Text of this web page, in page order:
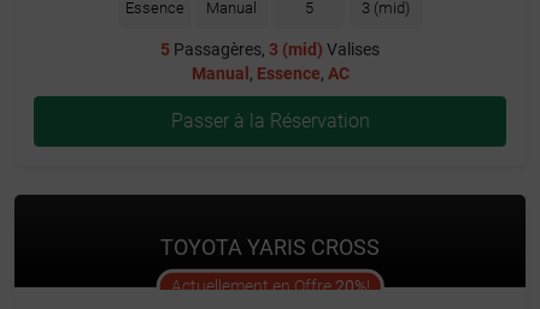
Essence Manual 5 3 (mid)
5 Passagères, 3 (mid) Valises
Manual , Essence, AC
Passer à la Réservation
TOYOTA YARIS CROSS
Actuellement en Offre20%!offer